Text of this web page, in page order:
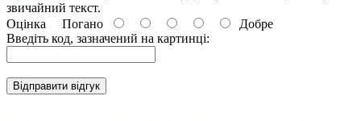
звичайний текст.
Оцінка Погано
Добре
Введіть код, зазначений на картинці:
Відправити відгук